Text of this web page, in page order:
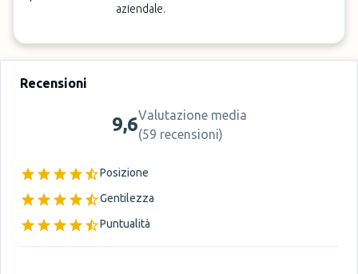
aziendale.
Recensioni
9,6Valutazione media
(59 recensioni)
Posizione
Gentilezza
Puntualità